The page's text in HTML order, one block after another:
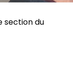
section du